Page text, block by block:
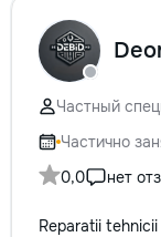
Частный
Частично
0,0
нет
Reparatii